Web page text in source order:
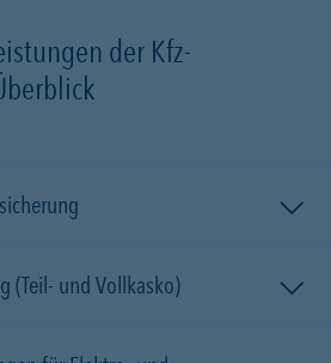
der Kfz-
(Teil- und Vollkasko)